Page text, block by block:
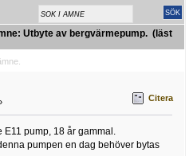
Utbyte av bergvärmepump. (läst
Citera
E11 pump, 18 år gammal.
pumpen en dag behöver bytas